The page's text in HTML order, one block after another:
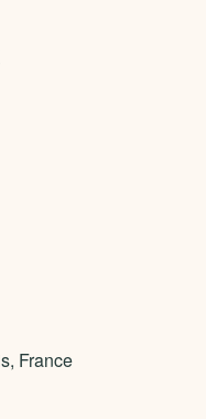
France